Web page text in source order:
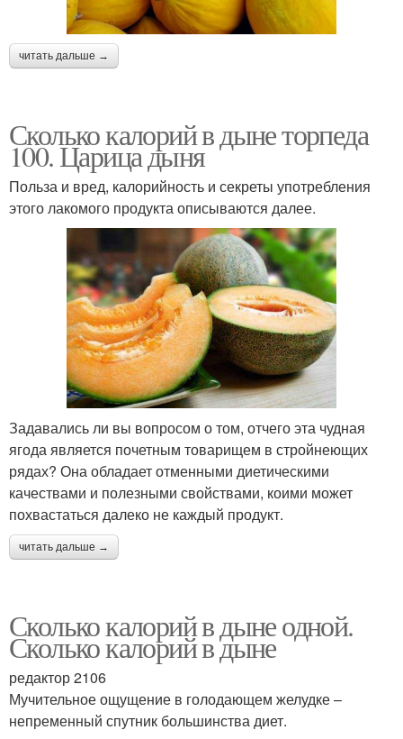
читать дальше →
Сколько калорий в дыне торпеда
100. Царица дыня
Польза и вред, калорийность и секреты употребления
этого лакомого продукта описываются далее.
Задавались ли вы вопросом о том, отчего эта чудная
ягода является почетным товарищем в стройнеющих
рядах? Она обладает отменными диетическими
качествами и полезными свойствами, коими может
похвастаться далеко не каждый продукт.
читать дальше →
Сколько калорий в дыне одной.
Сколько калорий в дыне
редактор 2106
Мучительное ощущение в голодающем желудке –
непременный спутник большинства диет.